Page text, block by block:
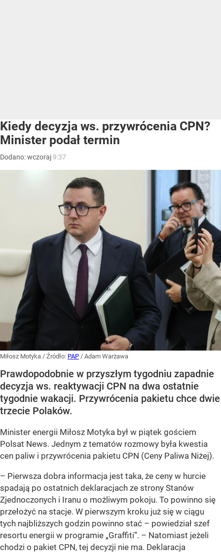
Kiedy decyzja ws. przywrócenia CPN?
Minister podał termin
Dodano:wczoraj9:37
Miłosz Motyka / Źródło: PAP / Adam Warżawa
Prawdopodobnie w przyszłym tygodniu zapadnie
decyzja ws. reaktywacji CPN na dwa ostatnie
tygodnie wakacji. Przywrócenia pakietu chce dwie
trzecie Polaków.
Minister energii Miłosz Motyka był w piątek gościem
Polsat News. Jednym z tematów rozmowy była kwestia
cen paliw i przywrócenia pakietu CPN (Ceny Paliwa Niżej).
– Pierwsza dobra informacja jest taka, że ceny w hurcie
spadają po ostatnich deklaracjach ze strony Stanów
Zjednoczonych i Iranu o możliwym pokoju. To powinno się
przełożyć na stacje. W pierwszym kroku już się w ciągu
tych najbliższych godzin powinno stać – powiedział szef
resortu energii w programie „Graffiti”. – Natomiast jeżeli
chodzi o pakiet CPN, tej decyzji nie ma. Deklaracja